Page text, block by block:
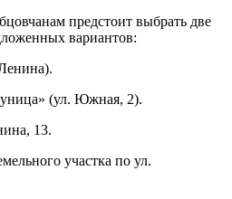
предстоит выбрать две
вариантов:
(ул. Южная, 2).
13.
участка по ул.